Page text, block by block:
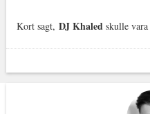
Kort sagt, DJ Khaledskulle vara